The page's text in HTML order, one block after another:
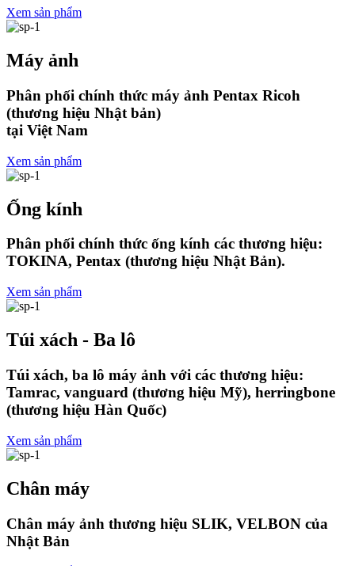
Xem sản phẩm
Máy ảnh
Phân phối chính thức máy ảnh Pentax Ricoh
(thương hiệu Nhật bản)
tại Việt Nam
Xem sản phẩm
Ống kính
Phân phối chính thức ống kính các thương hiệu:
TOKINA, Pentax (thương hiệu Nhật Bản).
Xem sản phẩm
Túi xách - Ba lô
Túi xách, ba lô máy ảnh với các thương hiệu:
Tamrac, vanguard (thương hiệu Mỹ), herringbone
(thương hiệu Hàn Quốc)
Xem sản phẩm
Chân máy
Chân máy ảnh thương hiệu SLIK, VELBON của
Nhật Bản